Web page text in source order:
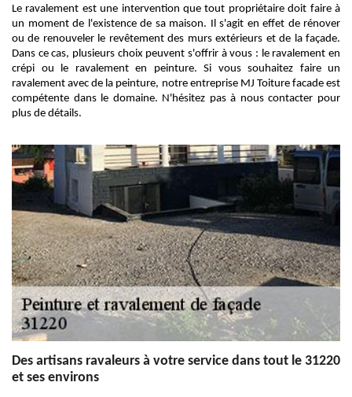
Le ravalement est une intervention que tout propriétaire doit faire à
un moment de l'existence de sa maison. Il s'agit en effet de rénover
ou de renouveler le revêtement des murs extérieurs et de la façade.
Dans ce cas, plusieurs choix peuvent s'offrir à vous : le ravalement en
crépi ou le ravalement en peinture. Si vous souhaitez faire un
ravalement avec de la peinture, notre entreprise MJ Toiture facade est
compétente dans le domaine. N'hésitez pas à nous contacter pour
plus de détails.
Des artisans ravaleurs à votre service dans tout le 31220
et ses environs